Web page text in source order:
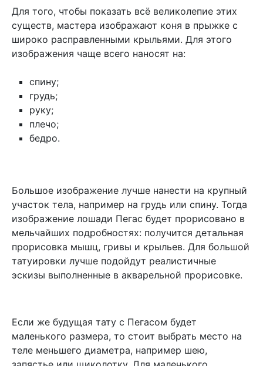
Для того, чтобы показать всё великолепие этих
существ, мастера изображают коня в прыжке с
широко расправленными крыльями. Для этого
изображения чаще всего наносят на:
спину;
грудь;
руку;
плечо;
бедро.
Большое изображение лучше нанести на крупный
участок тела, например на грудь или спину. Тогда
изображение лошади Пегас будет прорисовано в
мельчайших подробностях: получится детальная
прорисовка мышц, гривы и крыльев. Для большой
татуировки лучше подойдут реалистичные
эскизы выполненные в акварельной прорисовке.
Если же будущая тату с Пегасом будет
маленького размера, то стоит выбрать место на
теле меньшего диаметра, например шею,